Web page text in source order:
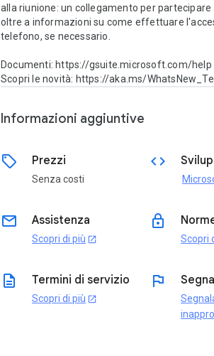
alla riunione: un collegamento per partecipare
oltre a informazioni su come effettuare
telefono, se necessario.
Documenti: https://gsuite.microsoft.com/help
Scopri le novità: https://aka.ms/
Informazioni aggiuntive
sell Prezzi
Senza costi
code
email Assistenza
Scopri di più open_in_new
lock
Scopri
description Termini di servizio
Scopri di più open_in_new
flag